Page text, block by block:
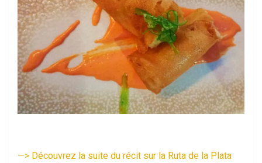
—> Découvrez la suite du récit sur la Ruta de la Plata